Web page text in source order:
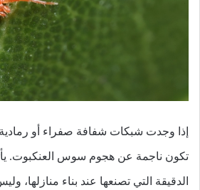
إذا وجدت شبكات شفافة صفراء أو
تكون ناجمة عن هجوم سوس العنكبوت.
الدقيقة التي تصنعها عند بناء منازلها،